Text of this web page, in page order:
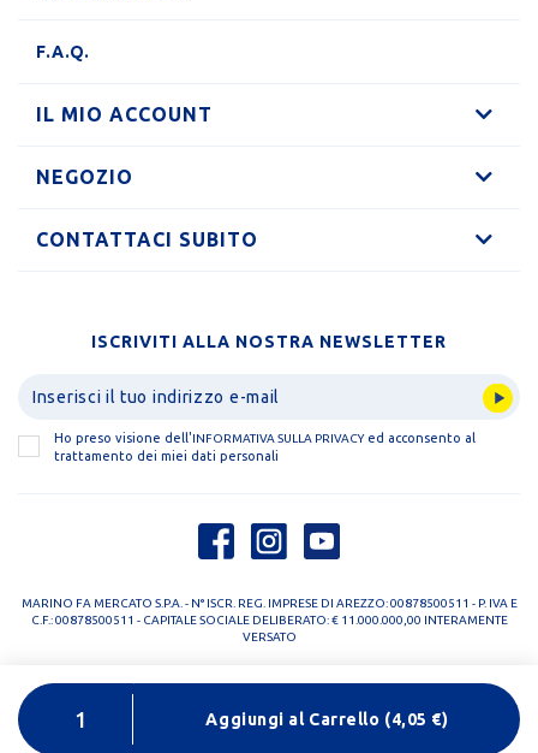
Aggiungi al Carrello (4,05 €)
F.A.Q.
IL MIO ACCOUNT
NEGOZIO
CONTATTACI SUBITO
ISCRIVITI ALLA NOSTRA NEWSLETTER
Ho preso visione dell'INFORMATIVA SULLA PRIVACYed acconsento al
trattamento dei miei dati personali
MARINO FA MERCATO S.P.A. - N° ISCR. REG. IMPRESE DI AREZZO: 00878500511 - P. IVA E
C.F.: 00878500511 - CAPITALE SOCIALE DELIBERATO: € 11.000.000,00 INTERAMENTE
VERSATO
PRIVACY POLICY
COOKIE POLICY